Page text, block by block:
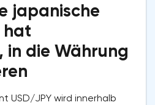
japanische
hat
in die Währung
USD/JPY wird innerhalb